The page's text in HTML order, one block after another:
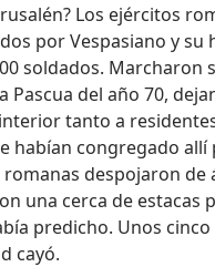
Los ejércitos
por Vespasiano y su
soldados. Marcharon
Pascua del año 70,
tanto a
habían congregado allí
despojaron de
una cerca de estacas
predicho. Unos cinco
cayó.